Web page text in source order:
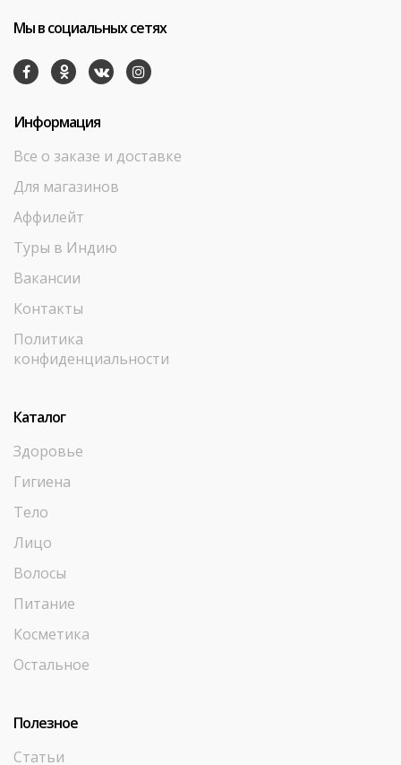
Мы в социальных сетях
Информация
Все о заказе и доставке
Для магазинов
Аффилейт
Туры в Индию
Вакансии
Контакты
Политика
конфиденциальности
Каталог
Здоровье
Гигиена
Тело
Лицо
Волосы
Питание
Косметика
Остальное
Полезное
Статьи